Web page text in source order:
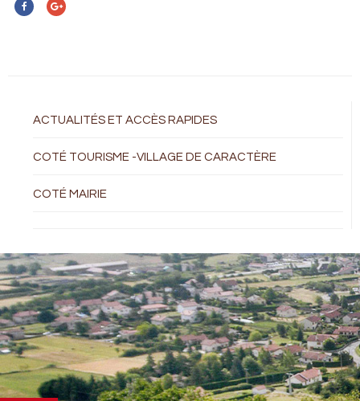
ACTUALITÉS ET ACCÈS RAPIDES
COTÉ TOURISME -VILLAGE DE CARACTÈRE
COTÉ MAIRIE